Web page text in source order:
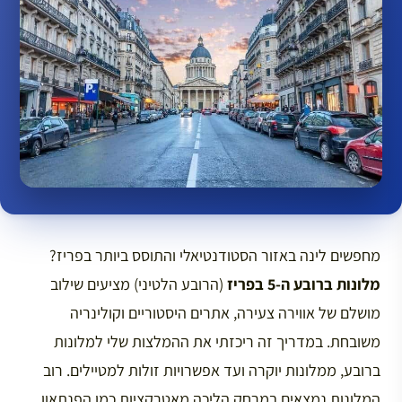
מחפשים לינה באזור הסטודנטיאלי והתוסס ביותר בפריז?
מלונות ברובע ה-5 בפריז
(הרובע הלטיני) מציעים שילוב
מושלם של אווירה צעירה, אתרים היסטוריים וקולינריה
משובחת. במדריך זה ריכזתי את ההמלצות שלי למלונות
ברובע, ממלונות יוקרה ועד אפשרויות זולות למטיילים. רוב